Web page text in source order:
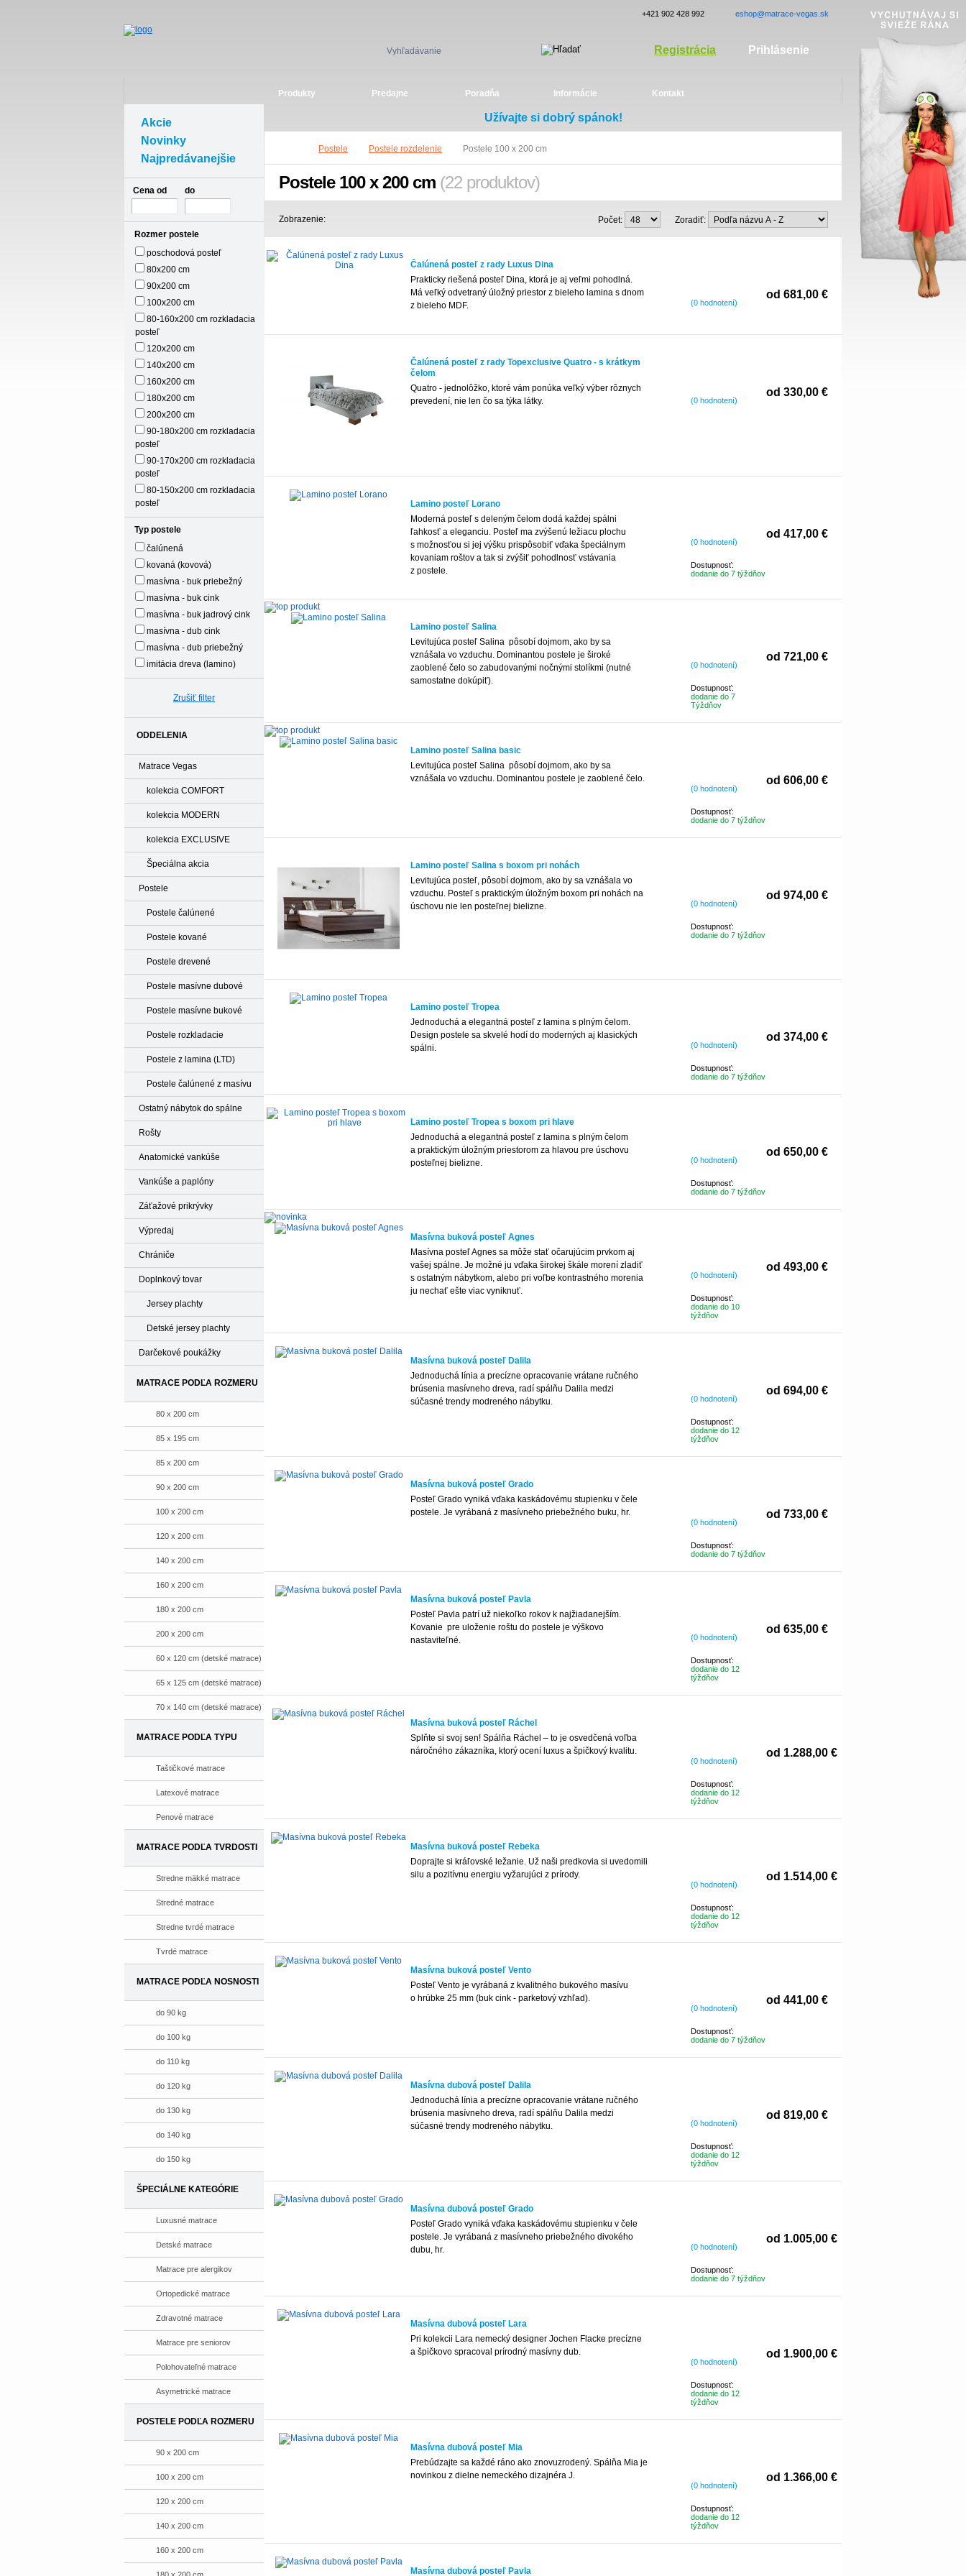
Užívajte si dobrý spánok!
Postele Postele rozdelenie Postele 100 x 200 cm
Postele 100 x 200 cm (22 produktov)
Zobrazenie: Zoradiť:
Počet:
Čalúnená posteľ z rady Luxus Dina
Prakticky riešená posteľ Dina, ktorá je aj veľmi pohodlná.
Má veľký odvetraný úložný priestor z bieleho lamina s dnom
z bieleho MDF.
(0 hodnotení)
od 681,00 €
Čalúnená posteľ z rady Topexclusive Quatro - s krátkym
čelom
Quatro - jednolôžko, ktoré vám ponúka veľký výber rôznych
prevedení, nie len čo sa týka látky.
(0 hodnotení)
od 330,00 €
Lamino posteľ Lorano
Moderná posteľ s deleným čelom dodá každej spálni
ľahkosť a eleganciu. Posteľ ma zvýšenú ležiacu plochu
s možnosťou si jej výšku prispôsobiť vďaka špeciálnym
kovaniam roštov a tak si zvýšiť pohodlnosť vstávania
z postele.
(0 hodnotení)
Dostupnosť:
dodanie do 7 týždňov
od 417,00 €
Lamino posteľ Salina
Levitujúca posteľ Salina pôsobí dojmom, ako by sa
vznášala vo vzduchu. Dominantou postele je široké
zaoblené čelo so zabudovanými nočnými stolíkmi (nutné
samostatne dokúpiť).
(0 hodnotení)
Dostupnosť:
dodanie do 7
Týždňov
od 721,00 €
Lamino posteľ Salina basic
Levitujúca posteľ Salina pôsobí dojmom, ako by sa
vznášala vo vzduchu. Dominantou postele je zaoblené čelo.
(0 hodnotení)
Dostupnosť:
dodanie do 7 týždňov
od 606,00 €
Lamino posteľ Salina s boxom pri nohách
Levitujúca posteľ, pôsobí dojmom, ako by sa vznášala vo
vzduchu. Posteľ s praktickým úložným boxom pri nohách na
úschovu nie len posteľnej bielizne.
(0 hodnotení)
Dostupnosť:
dodanie do 7 týždňov
od 974,00 €
Lamino posteľ Tropea
Jednoduchá a elegantná posteľ z lamina s plným čelom.
Design postele sa skvelé hodí do moderných aj klasických
spálni.
(0 hodnotení)
Dostupnosť:
dodanie do 7 týždňov
od 374,00 €
Lamino posteľ Tropea s boxom pri hlave
Jednoduchá a elegantná posteľ z lamina s plným čelom
a praktickým úložným priestorom za hlavou pre úschovu
posteľnej bielizne.
(0 hodnotení)
Dostupnosť:
dodanie do 7 týždňov
od 650,00 €
Masívna buková posteľ Agnes
Masívna posteľ Agnes sa môže stať očarujúcim prvkom aj
vašej spálne. Je možné ju vďaka širokej škále morení zladiť
s ostatným nábytkom, alebo pri voľbe kontrastného morenia
ju nechať ešte viac vyniknuť.
(0 hodnotení)
Dostupnosť:
dodanie do 10
týždňov
od 493,00 €
Masívna buková posteľ Dalila
Jednoduchá línia a precízne opracovanie vrátane ručného
brúsenia masívneho dreva, radí spálňu Dalila medzi
súčasné trendy modreného nábytku.
(0 hodnotení)
Dostupnosť:
dodanie do 12
týždňov
od 694,00 €
Masívna buková posteľ Grado
Posteľ Grado vyniká vďaka kaskádovému stupienku v čele
postele. Je vyrábaná z masívneho priebežného buku, hr.
(0 hodnotení)
Dostupnosť:
dodanie do 7 týždňov
od 733,00 €
Masívna buková posteľ Pavla
Posteľ Pavla patrí už niekoľko rokov k najžiadanejším.
Kovanie pre uloženie roštu do postele je výškovo
nastaviteľné.
(0 hodnotení)
Dostupnosť:
dodanie do 12
týždňov
od 635,00 €
Masívna buková posteľ Ráchel
Splňte si svoj sen! Spálňa Ráchel – to je osvedčená voľba
náročného zákazníka, ktorý ocení luxus a špičkový kvalitu.
(0 hodnotení)
Dostupnosť:
dodanie do 12
týždňov
od 1.288,00 €
Masívna buková posteľ Rebeka
Doprajte si kráľovské ležanie. Už naši predkovia si uvedomili
silu a pozitívnu energiu vyžarujúci z prírody.
(0 hodnotení)
Dostupnosť:
dodanie do 12
týždňov
od 1.514,00 €
Masívna buková posteľ Vento
Posteľ Vento je vyrábaná z kvalitného bukového masívu
o hrúbke 25 mm (buk cink - parketový vzhľad).
(0 hodnotení)
Dostupnosť:
dodanie do 7 týždňov
od 441,00 €
Masívna dubová posteľ Dalila
Jednoduchá línia a precízne opracovanie vrátane ručného
brúsenia masívneho dreva, radí spálňu Dalila medzi
súčasné trendy modreného nábytku.
(0 hodnotení)
Dostupnosť:
dodanie do 12
týždňov
od 819,00 €
Masívna dubová posteľ Grado
Posteľ Grado vyniká vďaka kaskádovému stupienku v čele
postele. Je vyrábaná z masívneho priebežného divokého
dubu, hr.
(0 hodnotení)
Dostupnosť:
dodanie do 7 týždňov
od 1.005,00 €
Masívna dubová posteľ Lara
Pri kolekcii Lara nemecký designer Jochen Flacke precízne
a špičkovo spracoval prírodný masívny dub.
(0 hodnotení)
Dostupnosť:
dodanie do 12
týždňov
od 1.900,00 €
Masívna dubová posteľ Mia
Prebúdzajte sa každé ráno ako znovuzrodený. Spálňa Mia je
novinkou z dielne nemeckého dizajnéra J.
(0 hodnotení)
Dostupnosť:
dodanie do 12
týždňov
od 1.366,00 €
Masívna dubová posteľ Pavla
Akcie
Novinky
Najpredávanejšie
Cena od do
Rozmer postele
poschodová posteľ
80x200 cm
90x200 cm
100x200 cm
80-160x200 cm rozkladacia
posteľ
120x200 cm
140x200 cm
160x200 cm
180x200 cm
200x200 cm
90-180x200 cm rozkladacia
posteľ
90-170x200 cm rozkladacia
posteľ
80-150x200 cm rozkladacia
posteľ
Typ postele
čalúnená
kovaná (kovová)
masívna - buk priebežný
masívna - buk cink
masívna - buk jadrový cink
masívna - dub cink
masívna - dub priebežný
imitácia dreva (lamino)
Zrušiť filter
ODDELENIA
Matrace Vegas
kolekcia COMFORT
kolekcia MODERN
kolekcia EXCLUSIVE
Špeciálna akcia
Postele
Postele čalúnené
Postele kované
Postele drevené
Postele masívne dubové
Postele masívne bukové
Postele rozkladacie
Postele z lamina (LTD)
Postele čalúnené z masívu
Ostatný nábytok do spálne
Rošty
Anatomické vankúše
Vankúše a paplóny
Záťažové prikrývky
Výpredaj
Chrániče
Doplnkový tovar
Jersey plachty
Detské jersey plachty
Darčekové poukážky
MATRACE PODĽA ROZMERU
80 x 200 cm
85 x 195 cm
85 x 200 cm
90 x 200 cm
100 x 200 cm
120 x 200 cm
140 x 200 cm
160 x 200 cm
180 x 200 cm
200 x 200 cm
60 x 120 cm (detské matrace)
65 x 125 cm (detské matrace)
70 x 140 cm (detské matrace)
MATRACE PODĽA TYPU
Taštičkové matrace
Latexové matrace
Penové matrace
MATRACE PODĽA TVRDOSTI
Stredne mäkké matrace
Stredné matrace
Stredne tvrdé matrace
Tvrdé matrace
MATRACE PODĽA NOSNOSTI
do 90 kg
do 100 kg
do 110 kg
do 120 kg
do 130 kg
do 140 kg
do 150 kg
ŠPECIÁLNE KATEGÓRIE
Luxusné matrace
Detské matrace
Matrace pre alergikov
Ortopedické matrace
Zdravotné matrace
Matrace pre seniorov
Polohovateľné matrace
Asymetrické matrace
POSTELE PODĽA ROZMERU
90 x 200 cm
100 x 200 cm
120 x 200 cm
140 x 200 cm
160 x 200 cm
+421 902 428 992 eshop@matrace-vegas.sk
Vyhľadávanie Registrácia Prihlásenie
Produkty Predajne Poradňa Informácie Kontakt